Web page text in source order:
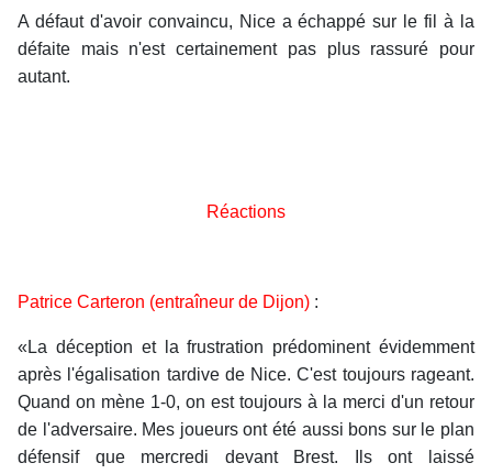
A défaut d'avoir convaincu, Nice a échappé sur le fil à la
défaite mais n'est certainement pas plus rassuré pour
autant.
Réactions
Patrice Carteron (entraîneur de Dijon) :
«La déception et la frustration prédominent évidemment
après l'égalisation tardive de Nice. C'est toujours rageant.
Quand on mène 1-0, on est toujours à la merci d'un retour
de l'adversaire. Mes joueurs ont été aussi bons sur le plan
défensif que mercredi devant Brest. Ils ont laissé